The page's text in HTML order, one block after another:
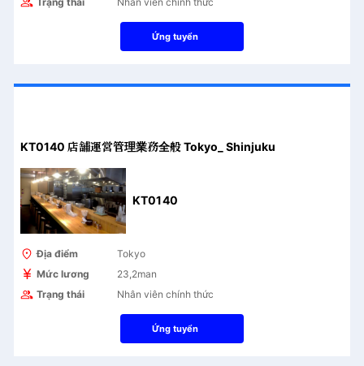
Ứng tuyển
KT0140 店舗運営管理業務全般 Tokyo_ Shinjuku
KT0140
Địa điểm
Tokyo
Mức lương
23,2man
Trạng thái
Nhân viên chính thức
Ứng tuyển